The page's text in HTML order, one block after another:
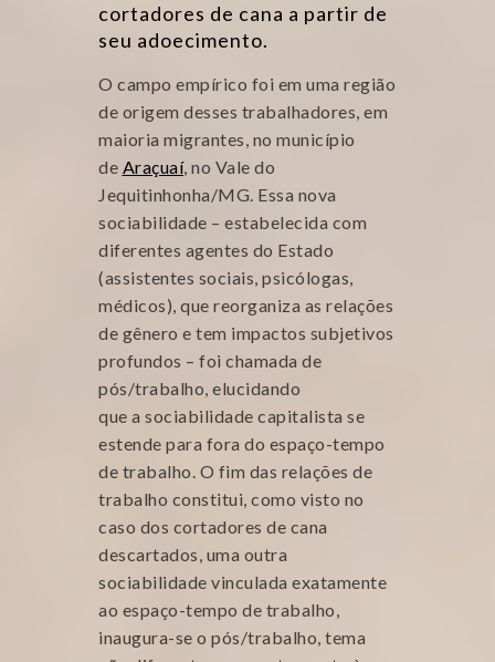
cortadores de cana a partir de
seu adoecimento.
O campo empírico foi em uma região
de origem desses trabalhadores, em
maioria migrantes, no município
de Araçuaí, no Vale do
Jequitinhonha/MG. Essa nova
sociabilidade – estabelecida com
diferentes agentes do Estado
(assistentes sociais, psicólogas,
médicos), que reorganiza as relações
de gênero e tem impactos subjetivos
profundos – foi chamada de
pós/trabalho, elucidando
que a sociabilidade capitalista se
estende para fora do espaço-tempo
de trabalho. O fim das relações de
trabalho constitui, como visto no
caso dos cortadores de cana
descartados, uma outra
sociabilidade vinculada exatamente
ao espaço-tempo de trabalho,
inaugura-se o pós/trabalho, tema